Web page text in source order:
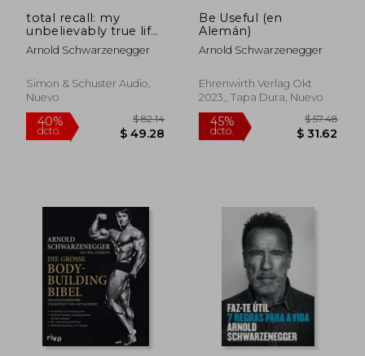
total recall: my
unbelievably true life
story (en Inglés)
Arnold Schwarzenegger
Simon & Schuster Audio,
Nuevo
Be Useful (en
Alemán)
Arnold Schwarzenegger
Ehrenwirth Verlag Okt
2023,, Tapa Dura, Nuevo